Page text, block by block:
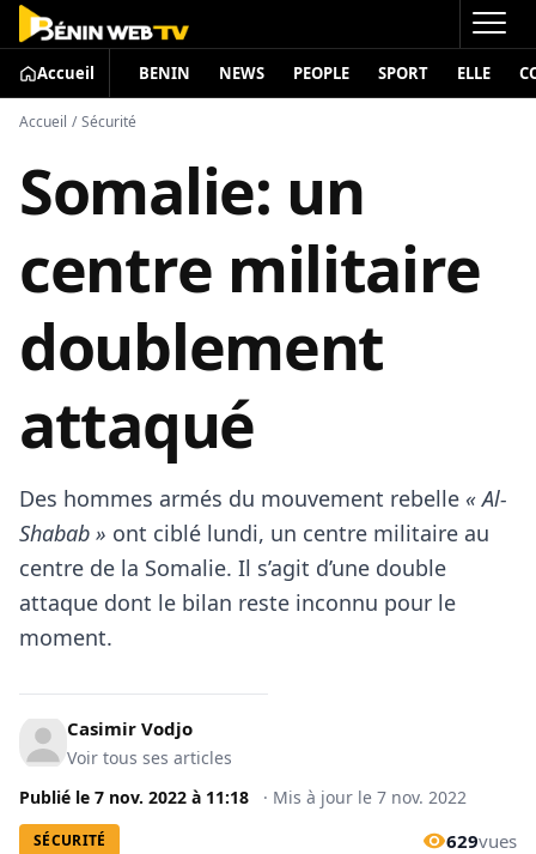
Accueil BENIN NEWS PEOPLE SPORT ELLE
Accueil / Sécurité
Somalie: un
centre militaire
doublement
attaqué
Des hommes armés du mouvement rebelle « Al-
Shabab » ont ciblé lundi, un centre militaire au
centre de la Somalie. Il s’agit d’une double
attaque dont le bilan reste inconnu pour le
moment.
Casimir Vodjo
Voir tous ses articles
Publié le 7 nov. 2022 à 11:18 · Mis à jour le 7 nov. 2022
SÉCURITÉ 629vues